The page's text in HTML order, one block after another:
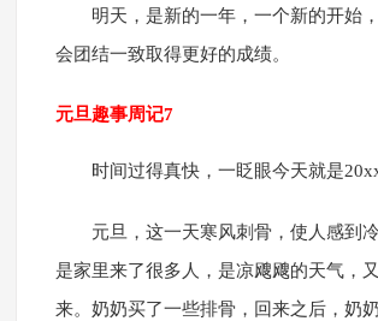
明天，是新的一年，一个新的开始
会团结一致取得更好的成绩。
元旦趣事周记7
时间过得真快，一眨眼今天就是
元旦，这一天寒风刺骨，使人感到
是家里来了很多人，是凉飕飕的天气，
来。奶奶买了一些排骨，回来之后，奶